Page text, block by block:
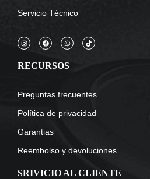
Servicio Técnico
RECURSOS
Preguntas frecuentes
Política de privacidad
Garantias
Reembolso y devoluciones
SRIVICIO AL CLIENTE